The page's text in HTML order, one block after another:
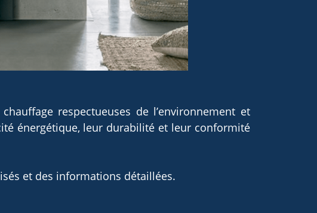
respectueuses de l’environnement et
énergétique, leur durabilité et leur conformité
et des informations détaillées.